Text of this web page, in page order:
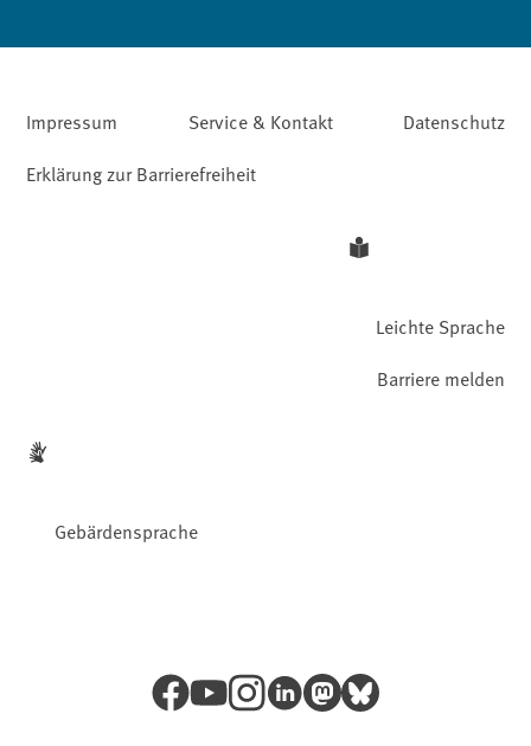
Impressum Service & Kontakt
Datenschutz
Erklärung zur Barrierefreiheit
Leichte Sprache
Gebärdensprache
Barriere melden